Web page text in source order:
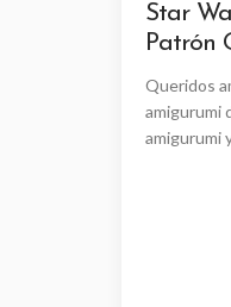
Star
Patrón
Queridos
amigurumi
amigurumi